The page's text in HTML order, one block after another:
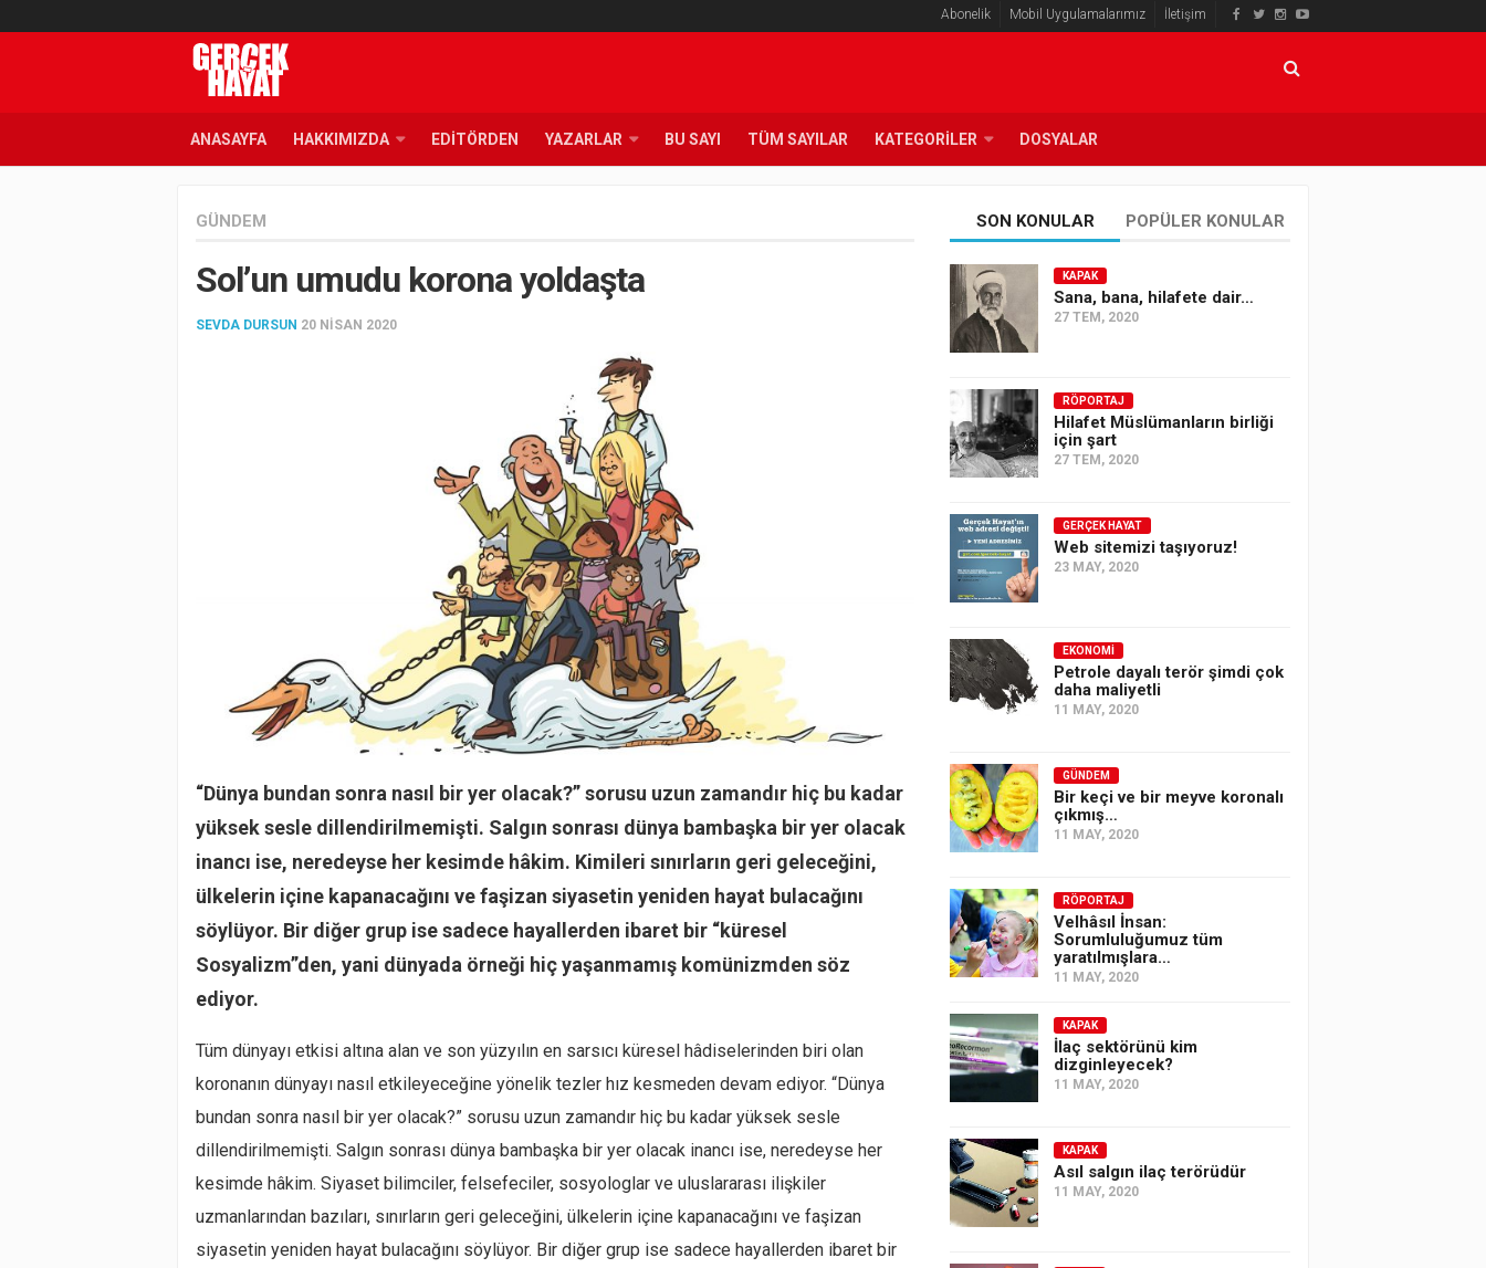
Abonelik Mobil Uygulamalarımız İletişim
ANASAYFA HAKKIMIZDA EDITÖRDEN YAZARLAR BU SAYI TÜM SAYILAR KATEGORILER DOSYALAR
GÜNDEM
Sol’un umudu korona yoldaşta
SEVDA DURSUN 20 NISAN 2020
“Dünya bundan sonra nasıl bir yer olacak?” sorusu uzun zamandır hiç bu kadar
yüksek sesle dillendirilmemişti. Salgın sonrası dünya bambaşka bir yer olacak
inancı ise, neredeyse her kesimde hâkim. Kimileri sınırların geri geleceğini,
ülkelerin içine kapanacağını ve faşizan siyasetin yeniden hayat bulacağını
söylüyor. Bir diğer grup ise sadece hayallerden ibaret bir “küresel
Sosyalizm”den, yani dünyada örneği hiç yaşanmamış komünizmden söz
ediyor.
Tüm dünyayı etkisi altına alan ve son yüzyılın en sarsıcı küresel hâdiselerinden biri olan
koronanın dünyayı nasıl etkileyeceğine yönelik tezler hız kesmeden devam ediyor. “Dünya
bundan sonra nasıl bir yer olacak?” sorusu uzun zamandır hiç bu kadar yüksek sesle
dillendirilmemişti. Salgın sonrası dünya bambaşka bir yer olacak inancı ise, neredeyse her
kesimde hâkim. Siyaset bilimciler, felsefeciler, sosyologlar ve uluslararası ilişkiler
uzmanlarından bazıları, sınırların geri geleceğini, ülkelerin içine kapanacağını ve faşizan
siyasetin yeniden hayat bulacağını söylüyor. Bir diğer grup ise sadece hayallerden ibaret bir
SON KONULAR POPÜLER KONULAR
KAPAK
Sana, bana, hilafete dair…
27 TEM, 2020
RÖPORTAJ
Hilafet Müslümanların birliği
için şart
27 TEM, 2020
GERÇEK HAYAT
Web sitemizi taşıyoruz!
23 MAY, 2020
EKONOMI
Petrole dayalı terör şimdi çok
daha maliyetli
11 MAY, 2020
GÜNDEM
Bir keçi ve bir meyve koronalı
çıkmış…
11 MAY, 2020
RÖPORTAJ
Velhâsıl İnsan:
Sorumluluğumuz tüm
yaratılmışlara…
11 MAY, 2020
KAPAK
İlaç sektörünü kim
dizginleyecek?
11 MAY, 2020
KAPAK
Asıl salgın ilaç terörüdür
11 MAY, 2020